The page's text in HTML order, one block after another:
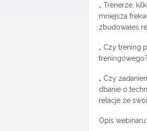
„ Trenerze,
mniejsza
zbudowałeś
„ Czy trening
„ Czy
dbanie o
relacje ze
Opis webinaru: